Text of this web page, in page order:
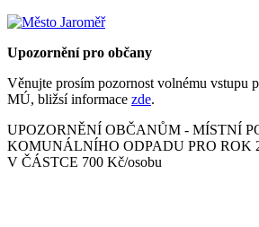
Upozornění pro občany
Věnujte prosím pozornost volnému vstupu
MÚ, bližsí informace zde.
UPOZORNĚNÍ OBČANŮM - MÍSTNÍ
KOMUNÁLNÍHO ODPADU PRO ROK
V ČÁSTCE 700 Kč/osobu